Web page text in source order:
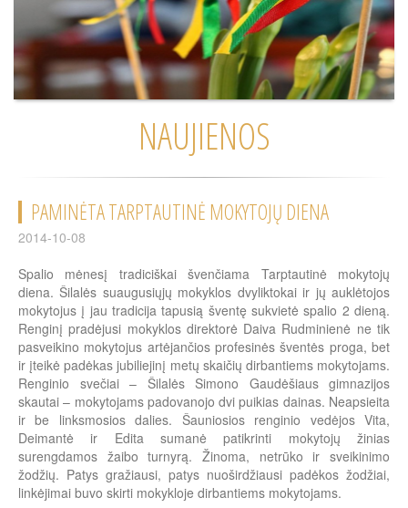
NAUJIENOS
PAMINĖTA TARPTAUTINĖ MOKYTOJŲ DIENA
2014-10-08
Spalio mėnesį tradiciškai švenčiama Tarptautinė mokytojų
diena. Šilalės suaugusiųjų mokyklos dvyliktokai ir jų auklėtojos
mokytojus į jau tradicija tapusią šventę sukvietė spalio 2 dieną.
Renginį pradėjusi mokyklos direktorė Daiva Rudminienė ne tik
pasveikino mokytojus artėjančios profesinės šventės proga, bet
ir įteikė padėkas jubiliejinį metų skaičių dirbantiems mokytojams.
Renginio svečiai – Šilalės Simono Gaudėšiaus gimnazijos
skautai – mokytojams padovanojo dvi puikias dainas. Neapsieita
ir be linksmosios dalies. Šauniosios renginio vedėjos Vita,
Deimantė ir Edita sumanė patikrinti mokytojų žinias
surengdamos žaibo turnyrą. Žinoma, netrūko ir sveikinimo
žodžių. Patys gražiausi, patys nuoširdžiausi padėkos žodžiai,
linkėjimai buvo skirti mokykloje dirbantiems mokytojams.